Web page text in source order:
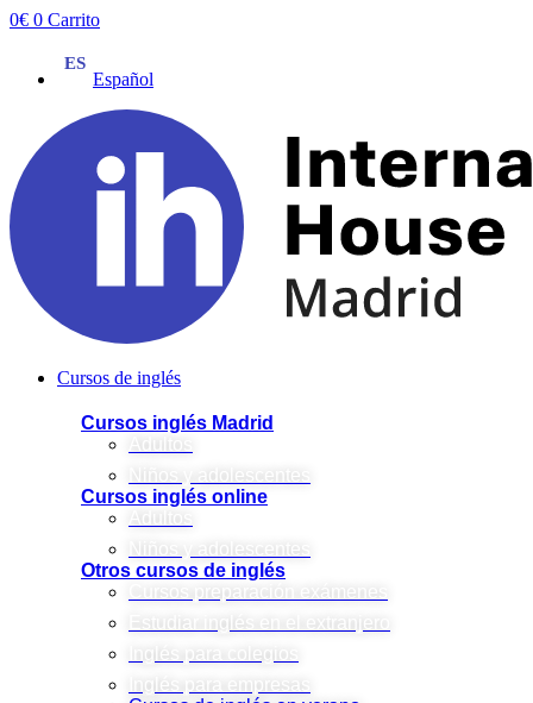
Ir
contenido
0€ 0 Carrito
Español
Cursos de inglés
Cursos inglés Madrid
Adultos
Niños y adolescentes
Cursos inglés online
Adultos
Niños y adolescentes
Otros cursos de inglés
Cursos preparación exámenes
Estudiar inglés en el extranjero
Inglés para colegios
Inglés para empresas